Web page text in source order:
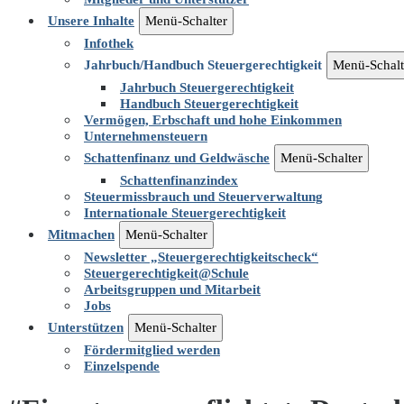
Unsere Inhalte
Menü-Schalter
Infothek
Jahrbuch/Handbuch Steuergerechtigkeit
Menü-
Jahrbuch Steuergerechtigkeit
Handbuch Steuergerechtigkeit
Vermögen, Erbschaft und hohe Einkommen
Unternehmensteuern
Schattenfinanz und Geldwäsche
Menü-Schalter
Schattenfinanzindex
Steuermissbrauch und Steuerverwaltung
Internationale Steuergerechtigkeit
Mitmachen
Menü-Schalter
Newsletter „Steuergerechtigkeitscheck“
Steuergerechtigkeit@Schule
Arbeitsgruppen und Mitarbeit
Jobs
Unterstützen
Menü-Schalter
Fördermitglied werden
Einzelspende